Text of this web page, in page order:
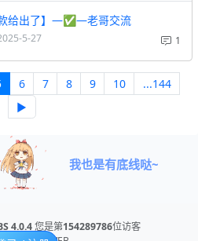
款给出了】—✅—老哥交流
5-27 1
6 7 8 9 10
...144
▶
我也是有底线哒~
4.0.4 您是第154289786位访客